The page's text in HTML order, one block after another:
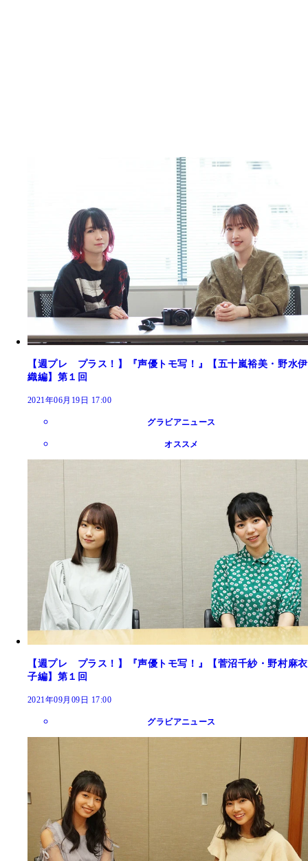
【週プレ プラス！】『声優トモ写！』【五十嵐裕美・野水伊
織編】第１回
2021年06月19日 17:00
グラビアニュース
オススメ
【週プレ プラス！】『声優トモ写！』【菅沼千紗・野村麻衣
子編】第１回
2021年09月09日 17:00
グラビアニュース